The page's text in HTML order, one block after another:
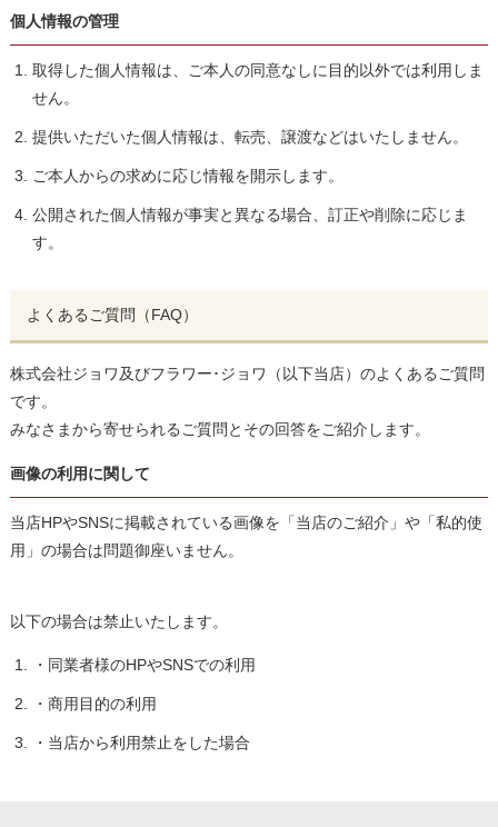
個人情報の管理
取得した個人情報は、ご本人の同意なしに目的以外では利用しま
せん。
提供いただいた個人情報は、転売、譲渡などはいたしません。
ご本人からの求めに応じ情報を開示します。
公開された個人情報が事実と異なる場合、訂正や削除に応じま
す。
よくあるご質問（FAQ）
株式会社ジョワ及びフラワー･ジョワ（以下当店）のよくあるご質問
です。
みなさまから寄せられるご質問とその回答をご紹介します。
画像の利用に関して
当店HPやSNSに掲載されている画像を「当店のご紹介」や「私的使
用」の場合は問題御座いません。
以下の場合は禁止いたします。
・同業者様のHPやSNSでの利用
・商用目的の利用
・当店から利用禁止をした場合